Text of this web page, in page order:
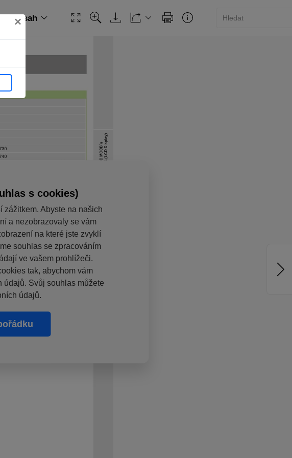
×
Obsah
s cookies)
zážitkem. Abyste na našich
a nezobrazovaly se vám
na které jste zvyklí
souhlas se zpracováním
ve vašem prohlížeči.
tak, abychom vám
údajů. Svůj souhlas můžete
údajů.